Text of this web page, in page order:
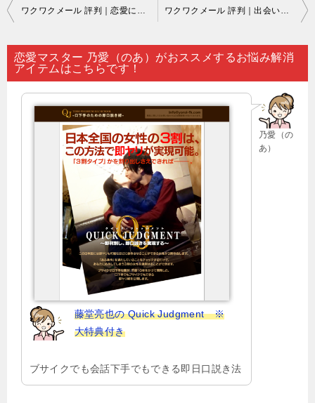
投
ナ
ビ
ワクワクメール 評判｜恋愛に関心があるなら…。 ワクワクメール 評判｜出会い系サイト（ワクワクメールなど）を利用するには年齢認証が必須事項となっています…。
恋愛マスター 乃愛（のあ）がおススメするお悩み解消
アイテムはこちらです！
乃愛（の
あ）
藤堂亮也の Quick Judgment ※
大特典付き
ブサイクでも会話下手でもできる即日口説き法